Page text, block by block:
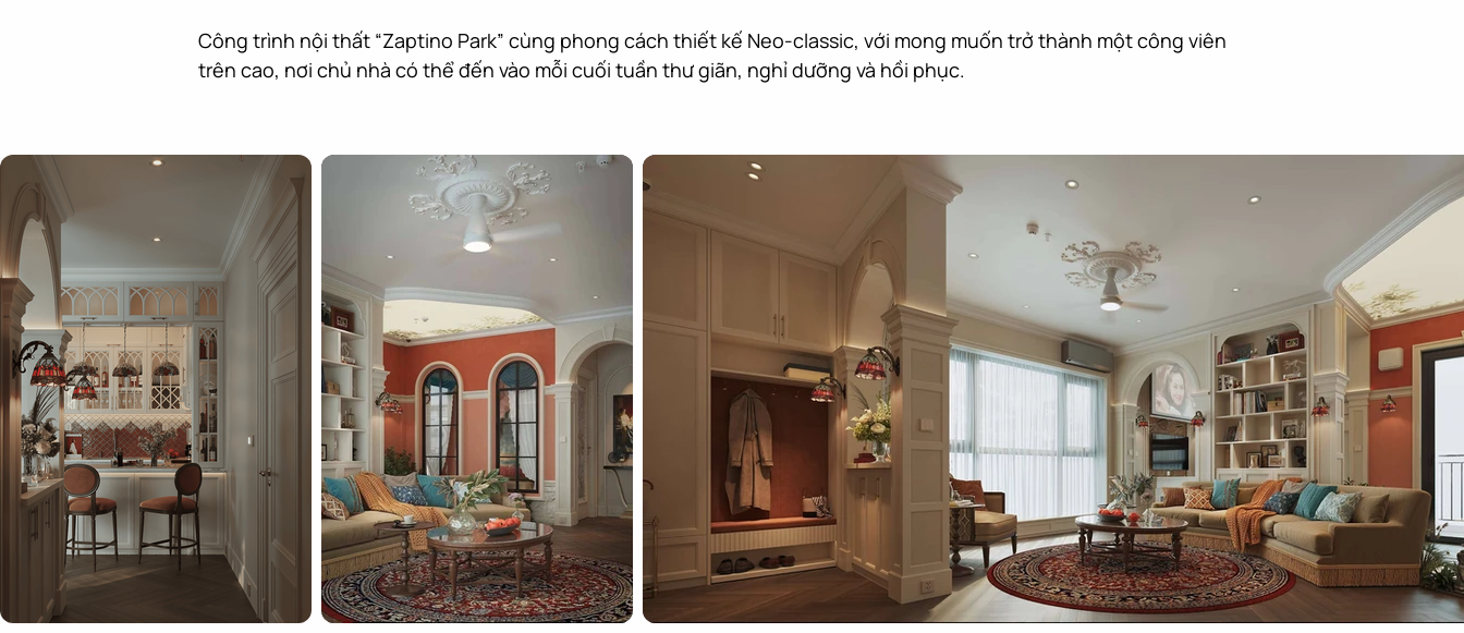
Công trình nội thất “Zaptino Park” cùng phong cách thiết kế Neo-classic, với mong muốn trở thành một công viên
trên cao, nơi chủ nhà có thể đến vào mỗi cuối tuần thư giãn, nghỉ dưỡng và hồi phục.